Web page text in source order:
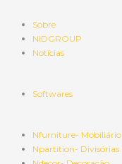
Sobre
NIDGROUP
Notícias
Softwares
Nfurniture- Mobiliário
Npartition- Divisórias